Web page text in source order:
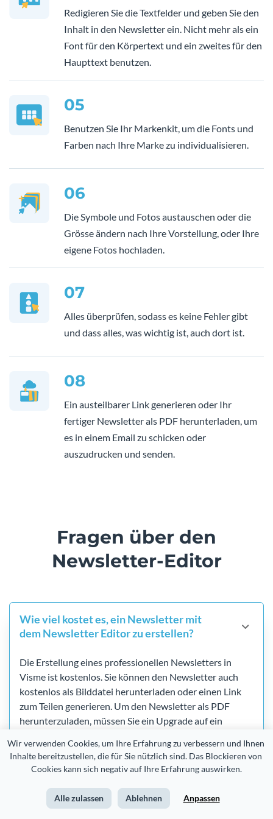
Wir verwenden Cookies, um Ihre Erfahrung zu verbessern und Ihnen
Inhalte bereitzustellen, die für Sie nützlich sind. Das Blockieren von
Cookies kann sich negativ auf Ihre Erfahrung auswirken.
Alle zulassen Ablehnen Anpassen
Redigieren Sie die Textfelder und geben Sie den
Inhalt in den Newsletter ein. Nicht mehr als ein
Font für den Körpertext und ein zweites für den
Haupttext benutzen.
05
Benutzen Sie Ihr Markenkit, um die Fonts und
Farben nach Ihre Marke zu individualisieren.
06
Die Symbole und Fotos austauschen oder die
Grösse ändern nach Ihre Vorstellung, oder Ihre
eigene Fotos hochladen.
07
Alles überprüfen, sodass es keine Fehler gibt
und dass alles, was wichtig ist, auch dort ist.
08
Ein austeilbarer Link generieren oder Ihr
fertiger Newsletter als PDF herunterladen, um
es in einem Email zu schicken oder
auszudrucken und senden.
Fragen über den
Newsletter-Editor
Wie viel kostet es, ein Newsletter mit
dem Newsletter Editor zu erstellen?
Die Erstellung eines professionellen Newsletters in
Visme ist kostenlos. Sie können den Newsletter auch
kostenlos als Bilddatei herunterladen oder einen Link
zum Teilen generieren. Um den Newsletter als PDF
herunterzuladen, müssen Sie ein Upgrade auf ein
Sind die Newslettervorlagen völlig
individualisierbar?